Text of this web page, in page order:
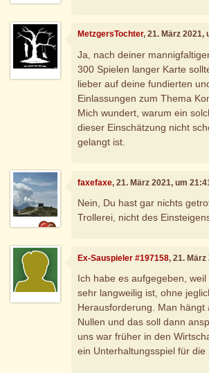
MetzgersTochter, 21. März 2021,
Ja, nach deiner
300 Spielen langer Karte
lieber auf deine fundierten
Einlassungen zum Thema
Mich wundert, warum ein
dieser Einschätzung nicht
gelangt ist.
faxefaxe, 21. März 2021, um
Nein, Du hast gar nichts
Trollerei, nicht des
Ex-Sauspieler #197158, 21.
Ich habe es aufgegeben,
sehr langweilig ist, ohne
Herausforderung. Man hängt
Nullen und das soll dann
uns war früher in den
ein Unterhaltungsspiel für die